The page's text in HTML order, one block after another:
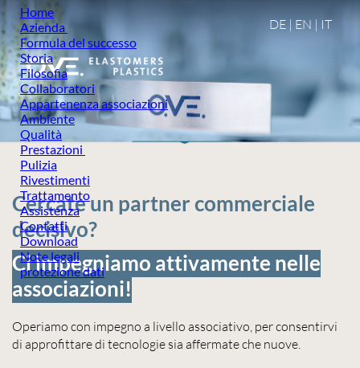
Home
Azienda
Formula del successo
Storia
Filosofia
Collaboratori
Appartenenza associazioni
Ambiente
Qualità
Prestazioni
Pulizia
Rivestimenti
Trattamento
Assistenza
Contatti
Download
Note legali
protezione dati
DE | EN | IT
Cercate un partner commerciale
decisivo?
Ci impegniamo attivamente nelle
associazioni!
Operiamo con impegno a livello associativo, per consentirvi
di approfittare di tecnologie sia affermate che nuove.